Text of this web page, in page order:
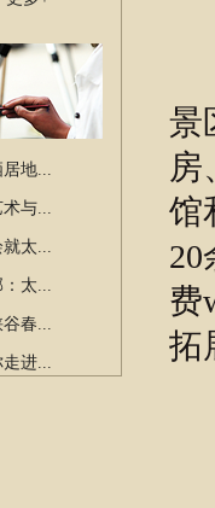
地...
与...
太...
太...
春...
进...
景
房
馆
20
费
拓